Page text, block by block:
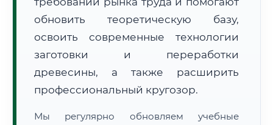
обновить теоретическую базу,
освоить современные технологии
заготовки и переработки
древесины, а также расширить
профессиональный кругозор.
Мы регулярно обновляем учебные